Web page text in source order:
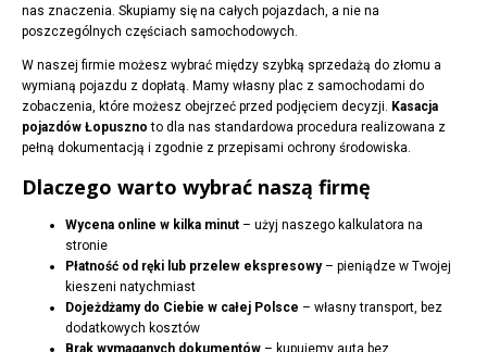
nas znaczenia. Skupiamy się na całych pojazdach, a nie na
poszczególnych częściach samochodowych.
W naszej firmie możesz wybrać między szybką sprzedażą do złomu a
wymianą pojazdu z dopłatą. Mamy własny plac z samochodami do
zobaczenia, które możesz obejrzeć przed podjęciem decyzji. Kasacja
pojazdów Łopuszno to dla nas standardowa procedura realizowana z
pełną dokumentacją i zgodnie z przepisami ochrony środowiska.
Dlaczego warto wybrać naszą firmę
Wycena online w kilka minut – użyj naszego kalkulatora na
stronie
Płatność od ręki lub przelew ekspresowy– pieniądze w Twojej
kieszeni natychmiast
Dojeżdżamy do Ciebie w całej Polsce – własny transport, bez
dodatkowych kosztów